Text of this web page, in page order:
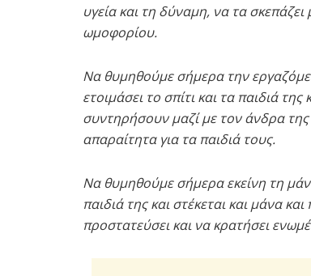
υγεία και τη δύναμη, να τα
ωμοφορίου.
Να θυμηθούμε σήμερα την
ετοιμάσει το σπίτι και τα παιδιά
συντηρήσουν μαζί με τον άνδρα της
απαραίτητα για τα παιδιά τους.
Να θυμηθούμε σήμερα εκείνη τη
παιδιά της και στέκεται και μάνα
προστατεύσει και να κρατήσει